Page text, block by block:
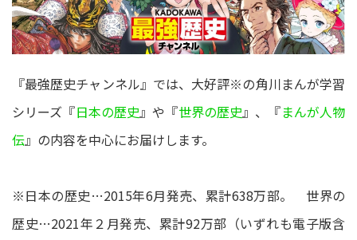
『最強歴史チャンネル』では、大好評※の角川まんが学習
シリーズ『日本の歴史』や『世界の歴史』、『まんが人物
伝』の内容を中心にお届けします。
※日本の歴史…2015年6月発売、累計638万部。 世界の
歴史…2021年２月発売、累計92万部（いずれも電子版含